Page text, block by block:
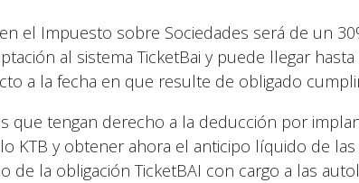
el Impuesto sobre Sociedades será de un
al sistema TicketBai y puede llegar
a la fecha en que resulte de obligado
que tengan derecho a la deducción por
KTB y obtener ahora el anticipo líquido de
de la obligación TicketBAI con cargo a las